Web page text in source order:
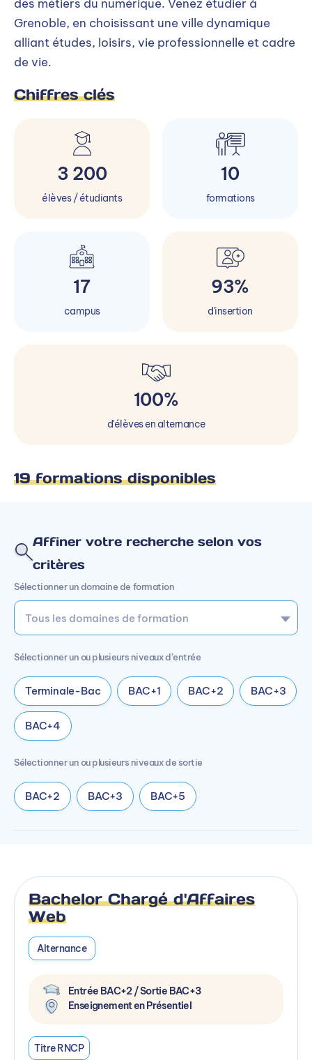
des métiers du numérique. Venez étudier à
Grenoble, en choisissant une ville dynamique
alliant études, loisirs, vie professionnelle et cadre
de vie.
Chiffres clés
3 200
élèves / étudiants
10
formations
17
campus
93%
d'insertion
100%
d'élèves en alternance
19 formations disponibles
Affiner votre recherche selon vos
critères
Sélectionner un domaine de formation
Sélectionner un ou plusieurs niveaux d’entrée
Terminale-Bac BAC+1 BAC+2 BAC+3
BAC+4
Sélectionner un ou plusieurs niveaux de sortie
BAC+2 BAC+3 BAC+5
Bachelor Chargé d'Affaires
Web
Alternance
Entrée BAC+2 / Sortie BAC+3
Enseignement en Présentiel
Titre RNCP